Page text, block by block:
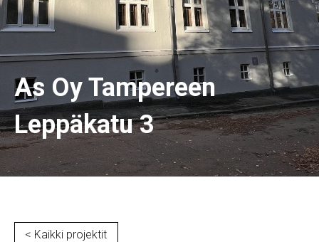
As Oy Tampereen
Leppäkatu 3
< Kaikki projektit